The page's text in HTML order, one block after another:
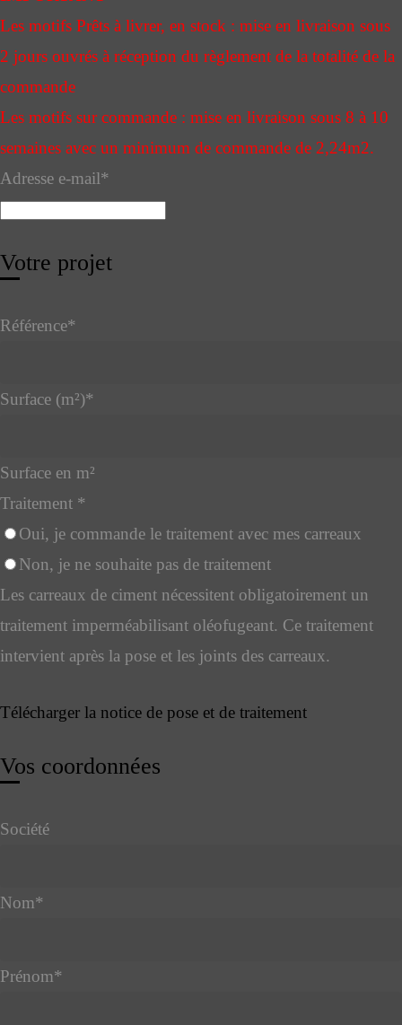
Les motifs Prêts à livrer, en stock : mise en livraison sous
2 jours ouvrés à réception du règlement de la totalité de la
commande
Les motifs sur commande : mise en livraison sous 8 à 10
semaines avec un minimum de commande de 2,24m2.
Adresse e-mail*
Votre projet
Référence*
Surface (m²)*
Surface en m²
Traitement *
Oui, je commande le traitement avec mes carreaux
Non, je ne souhaite pas de traitement
Les carreaux de ciment nécessitent obligatoirement un
traitement imperméabilisant oléofugeant. Ce traitement
intervient après la pose et les joints des carreaux.
Télécharger la notice de pose et de traitement
Vos coordonnées
Société
Nom*
Prénom*